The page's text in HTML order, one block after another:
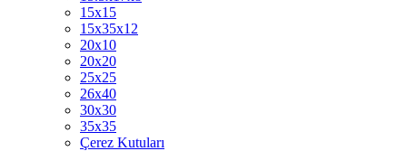
15x15
15x35x12
20x10
20x20
25x25
26x40
30x30
35x35
Çerez Kutuları